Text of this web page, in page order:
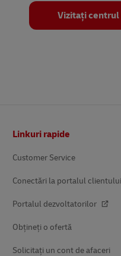
Vizitați
Linkuri rapide
Customer Service
Conectări la portalul clientului
Portalul dezvoltatorilor
Obțineți o ofertă
Solicitați un cont de afaceri